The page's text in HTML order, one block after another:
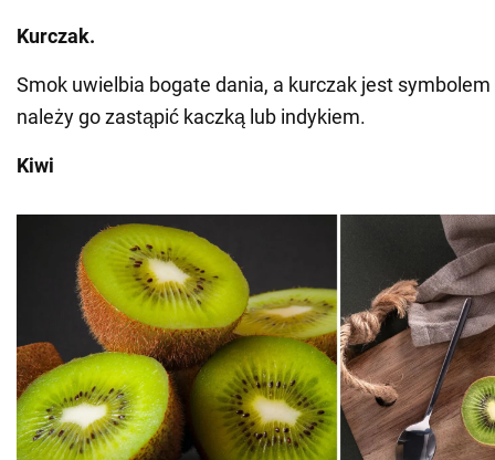
Kurczak.
Smok uwielbia bogate dania, a kurczak jest
należy go zastąpić kaczką lub indykiem.
Kiwi